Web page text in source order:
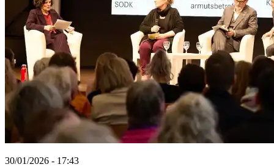
30/01/2026 - 17:43